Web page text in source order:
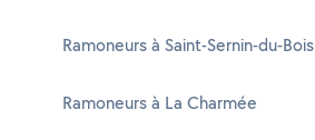
Ramoneurs à Saint-Sernin-du-Bois
Ramoneurs à La Charmée